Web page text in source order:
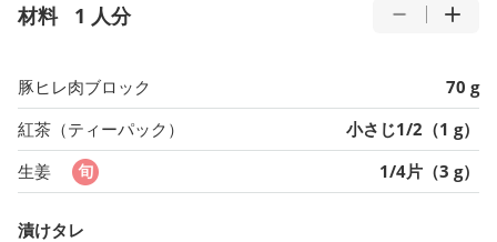
材料 1 人分
豚ヒレ肉ブロック
70 g
紅茶（ティーパック）
小さじ1/2（1 g）
生姜
1/4片（3 g）
漬けタレ